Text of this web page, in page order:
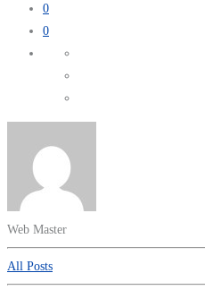
0
0
Web Master
All Posts